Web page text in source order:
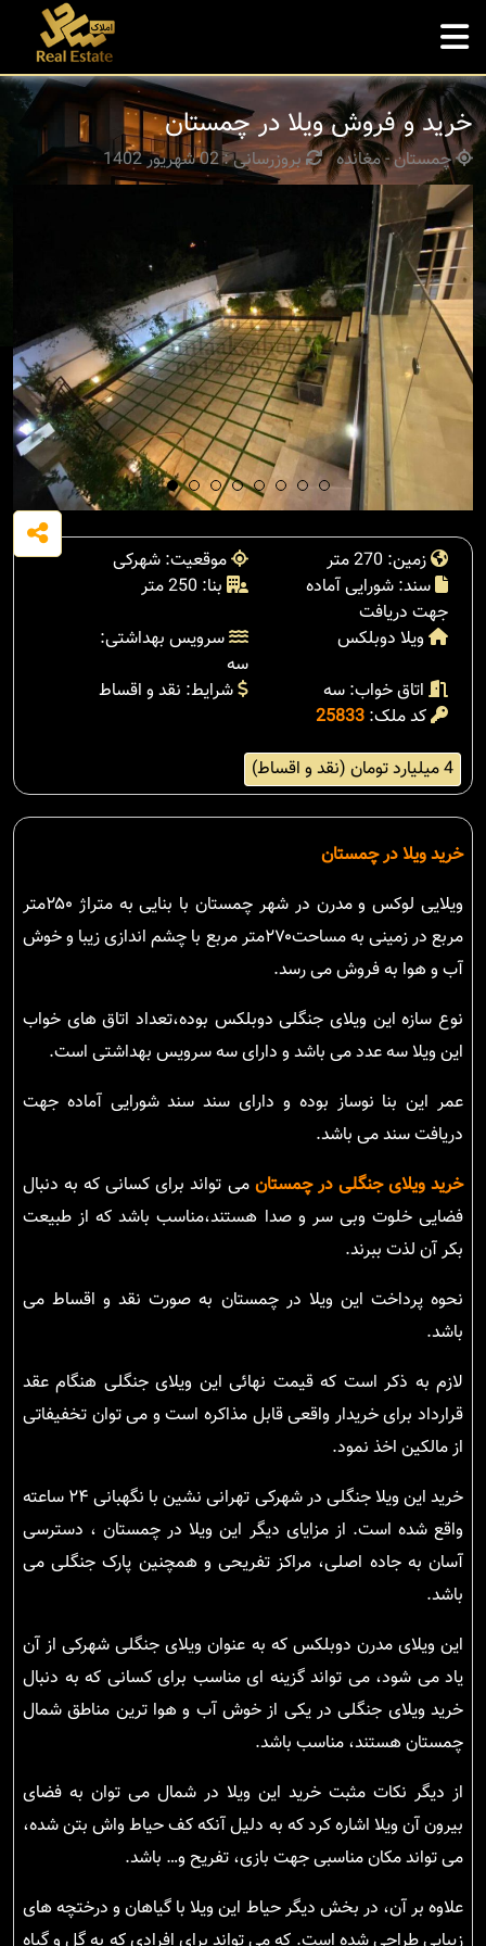
خرید و فروش ویلا در چمستان
چمستان - مغانده بروزرسانی : 02 شهریور 1402
زمین: 270 متر
موقعیت: شهرکی
سند: شورایی آماده
جهت دریافت
بنا: 250 متر
ویلا دوبلکس
سرویس بهداشتی:
سه
اتاق خواب: سه
شرایط: نقد و اقساط
کد ملک: 25833
4 میلیارد تومان (نقد و اقساط)
خرید ویلا در چمستان
ویلایی لوکس و مدرن در شهر چمستان با بنایی به متراژ ۲۵۰متر
مربع در زمینی به مساحت۲۷۰متر مربع با چشم اندازی زیبا و خوش
آب و هوا به فروش می رسد.
نوع سازه این ویلای جنگلی دوبلکس بوده،تعداد اتاق های خواب
این ویلا سه عدد می باشد و دارای سه سرویس بهداشتی است.
عمر این بنا نوساز بوده و دارای سند سند شورایی آماده جهت
دریافت سند می باشد.
خرید ویلای جنگلی در چمستان می تواند برای کسانی که به دنبال
فضایی خلوت وبی سر و صدا هستند،مناسب باشد که از طبیعت
بکر آن لذت ببرند.
نحوه پرداخت این ویلا در چمستان به صورت نقد و اقساط می
باشد.
لازم به ذکر است که قیمت نهائی این ویلای جنگلی هنگام عقد
قرارداد برای خریدار واقعی قابل مذاکره است و می توان تخفیفاتی
از مالکین اخذ نمود.
خرید این ویلا جنگلی در شهرکی تهرانی نشین با نگهبانی ۲۴ ساعته
واقع شده است. از مزایای دیگر این ویلا در چمستان ، دسترسی
آسان به جاده اصلی، مراکز تفریحی و همچنین پارک جنگلی می
باشد.
این ویلای مدرن دوبلکس که به عنوان ویلای جنگلی شهرکی از آن
یاد می شود، می تواند گزینه ای مناسب برای کسانی که به دنبال
خرید ویلای جنگلی در یکی از خوش آب و هوا ترین مناطق شمال
چمستان هستند، مناسب باشد.
از دیگر نکات مثبت خرید این ویلا در شمال می توان به فضای
بیرون آن ویلا اشاره کرد که به دلیل آنکه کف حیاط واش بتن شده،
می تواند مکان مناسبی جهت بازی، تفریح و… باشد.
علاوه بر آن، در بخش دیگر حیاط این ویلا با گیاهان و درختچه های